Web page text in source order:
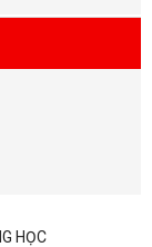
HỌC